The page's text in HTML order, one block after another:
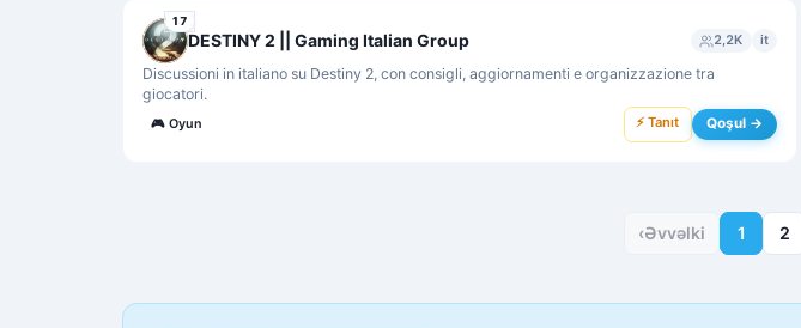
17
DESTINY 2 || Gaming Italian Group 2,2K it
Discussioni in italiano su Destiny 2, con consigli, aggiornamenti e organizzazione tra
giocatori.
🎮 Oyun ⚡ Tanıt Qoşul →
‹Əvvəlki 1 2